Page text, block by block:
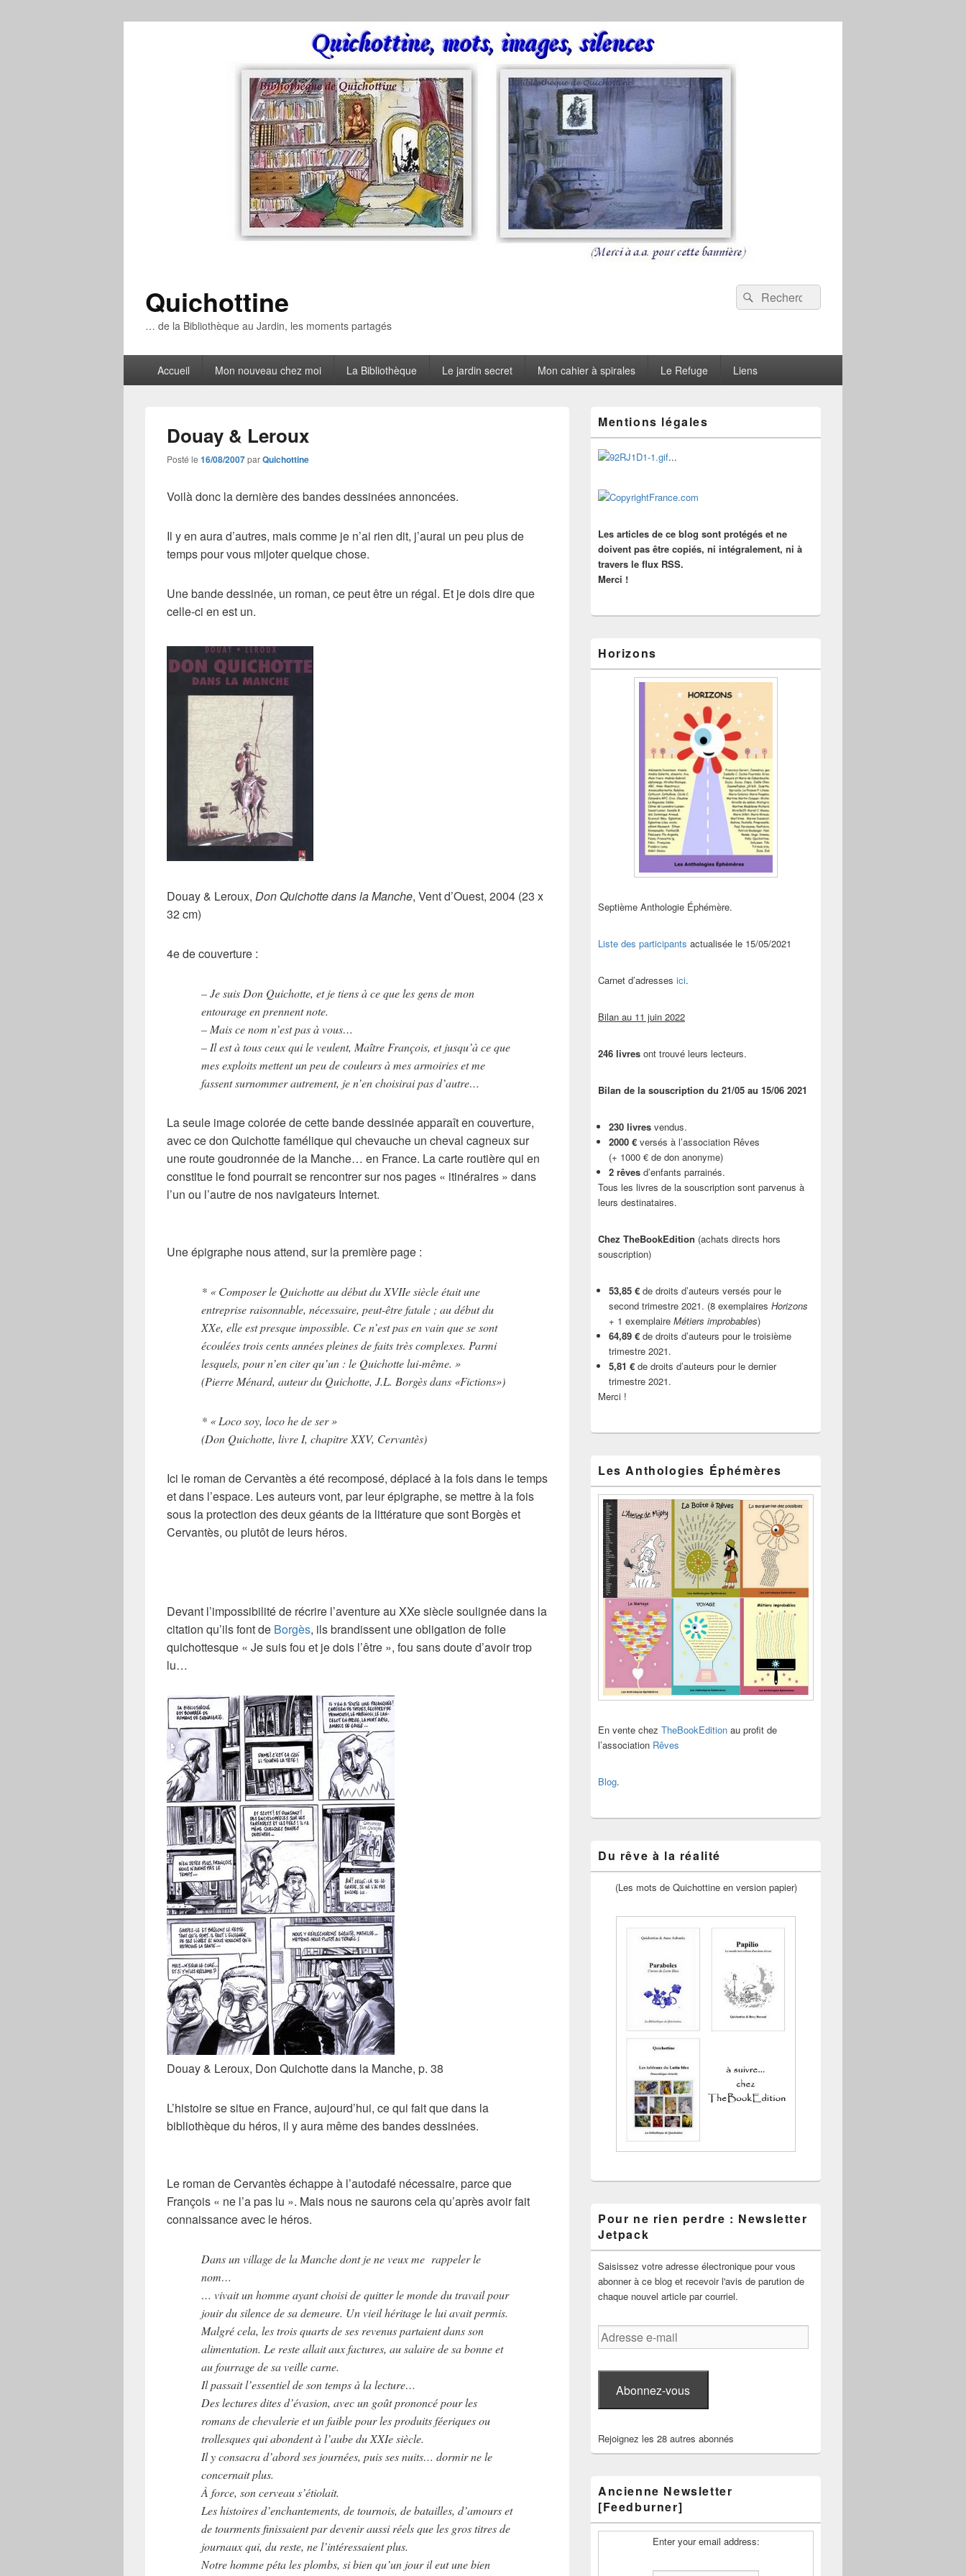
Quichottine
… de la Bibliothèque au Jardin, les moments partagés
Recherche :
Rechercher
principalAccueil Mon nouveau chez moi La Bibliothèque Le jardin secret Mon cahier à spirales Le Refuge Liens
Douay & Leroux
Posté le 16/08/2007parQuichottine
Voilà donc la dernière des bandes dessinées annoncées.
Il y en aura d’autres, mais comme je n’ai rien dit, j’aurai un peu plus de
temps pour vous mijoter quelque chose.
Une bande dessinée, un roman, ce peut être un régal. Et je dois dire que
celle-ci en est un.
Douay & Leroux, Don Quichotte dans la Manche, Vent d’Ouest, 2004 (23 x
32 cm)
4e de couverture :
– Je suis Don Quichotte, et je tiens à ce que les gens de mon
entourage en prennent note.
– Mais ce nom n’est pas à vous…
– Il est à tous ceux qui le veulent, Maître François, et jusqu’à ce que
mes exploits mettent un peu de couleurs à mes armoiries et me
fassent surnommer autrement, je n’en choisirai pas d’autre…
La seule image colorée de cette bande dessinée apparaît en couverture,
avec cedon Quichottefamélique qui chevauche un cheval cagneux sur
une route goudronnée de la Manche… en France. La carte routière qui en
constitue le fond pourrait se rencontrer sur nos pages « itinéraires » dans
l’un ou l’autre de nos navigateurs Internet.
Uneépigraphe nous attend, sur la première page :
* « Composer le Quichotte au début du XVIIe siècle était une
entreprise raisonnable, nécessaire, peut-être fatale ; au début du
XXe, elle est presque impossible. Ce n’est pas en vain que se sont
écoulées trois cents années pleines de faits très complexes. Parmi
lesquels, pour n’en citer qu’un : le Quichotte lui-même. »
(Pierre Ménard, auteur du Quichotte, J.L. Borgès dans «Fictions»)
* « Loco soy, loco he de ser »
(Don Quichotte, livre I, chapitre XXV, Cervantès)
Ici le roman deCervantèsa été recomposé, déplacé à la fois dans le temps
et dans l’espace. Les auteurs vont, par leur épigraphe, se mettre à la fois
sous la protection des deux géants de la littérature que sont Borgèset
Cervantès, ou plutôt de leurs héros.
Devant l’impossibilité de récrire l’aventure au XXe siècle soulignée dans la
citation qu’ils font de Borgès, ils brandissent une obligation de folie
quichottesque « Je suis fou et je dois l’être », fou sans doute d’avoir trop
lu…
Douay & Leroux, Don Quichotte dans la Manche, p. 38
L’histoire se situe en France, aujourd’hui, ce qui fait que dans la
bibliothèque du héros, il y aura même des bandes dessinées.
Le roman deCervantèséchappe à l’autodafé nécessaire, parce que
François « ne l’a pas lu ». Mais nous ne saurons cela qu’après avoir fait
connaissance avec le héros.
Dans un village de la Manche dont je ne veux me rappeler le
nom…
… vivait un homme ayant choisi de quitter le monde du travail pour
jouir du silence de sa demeure. Un vieil héritage le lui avait permis.
Malgré cela, les trois quarts de ses revenus partaient dans son
alimentation. Le reste allait aux factures, au salaire de sa bonne et
au fourrage de sa veille carne.
Il passait l’essentiel de son temps à la lecture…
Des lectures dites d’évasion, avec un goût prononcé pour les
romans de chevalerie et un faible pour les produits féeriques ou
trollesques qui abondent à l’aube du XXIe siècle.
Il y consacra d’abord ses journées, puis ses nuits… dormir ne le
concernait plus.
À force, son cerveau s’étiolait.
Les histoires d’enchantements, de tournois, de batailles, d’amours et
de tourments finissaient par devenir aussi réels que les gros titres de
journaux qui, du reste, ne l’intéressaient plus.
Notre homme péta les plombs, si bien qu’un jour il eut une bien
principale
de
widget
pour
barre
latérale
Mentions légales
...
Les articles de ce blog sont protégés et ne
doivent pas être copiés, ni intégralement, ni à
travers le flux RSS.
Merci !
Horizons
Septième Anthologie Éphémère.
Liste des participants actualisée le 15/05/2021
Carnet d’adresses ici.
Bilan au 11 juin 2022
246 livres ont trouvé leurs lecteurs.
Bilan de la souscription du 21/05 au 15/06 2021
230 livres vendus.
2000 € versés à l’association Rêves
(+ 1000 € de don anonyme)
2 rêves d’enfants parrainés.
Tous les livres de la souscription sont parvenus à
leurs destinataires.
Chez TheBookEdition (achats directs hors
souscription)
53,85 € de droits d’auteurs versés pour le
second trimestre 2021. (8 exemplaires Horizons
+ 1 exemplaire Métiers improbables)
64,89 € de droits d’auteurs pour le troisième
trimestre 2021.
5,81 € de droits d’auteurs pour le dernier
trimestre 2021.
Merci !
Les Anthologies Éphémères
En vente chez TheBookEdition au profit de
l’association Rêves
Blog.
Du rêve à la réalité
(Les mots de Quichottine en version papier)
Pour ne rien perdre : Newsletter
Jetpack
Saisissez votre adresse électronique pour vous
abonner à ce blog et recevoir l'avis de parution de
chaque nouvel article par courriel.
Adresse
e-
Abonnez-vous
Rejoignez les 28 autres abonnés
Ancienne Newsletter
[Feedburner]
Enter your email address: